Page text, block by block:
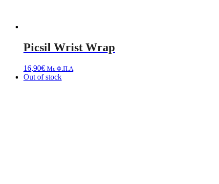
Picsil Wrist Wrap
16,90€ Με Φ.Π.Α
Out of stock